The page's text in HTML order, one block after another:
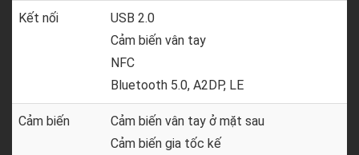
Kết nối
USB 2.0
Cảm biến vân tay
NFC
Bluetooth 5.0, A2DP, LE
Cảm biến
Cảm biến vân tay ở mặt sau
Cảm biến gia tốc kế